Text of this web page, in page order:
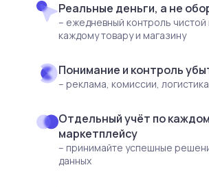
Реальные деньги, а не
– ежедневный контроль
каждому товару и магазину
Понимание и контроль
– реклама, комиссии,
Отдельный учёт по
маркетплейсу
– принимайте успешные
данных